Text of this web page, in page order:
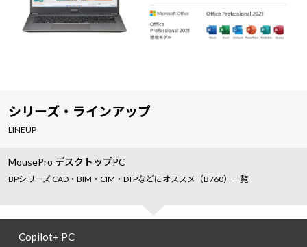
シリーズ・ラインアップ
LINEUP
MousePro デスクトップPC
BPシリーズ CAD・BIM・CIM・DTPなどにオススメ（B760）一覧
Copilot+ PC